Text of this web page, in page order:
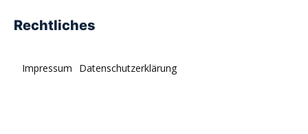
Rechtliches
Impressum Datenschutzerklärung